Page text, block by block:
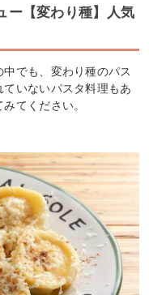
ー【変わり種】人気
でも、変わり種のパス
いないパスタ料理もあ
てください。